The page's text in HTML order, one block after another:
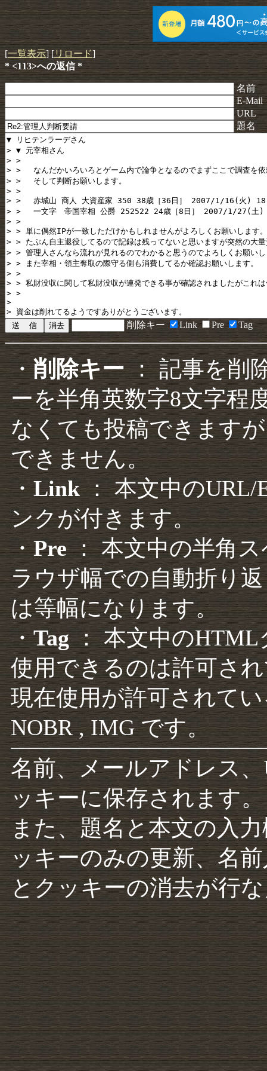
[一覧表示] [リロード]
* <113>への返信 *
名前
E-Mail
URL
題名
削除キー Link Pre Tag
・削除キー： 記事を削
ーを半角英数字8文字程
なくても投稿できます
できません。
・Link： 本文中のURL/
ンクが付きます。
・Pre： 本文中の半角
ラウザ幅での自動折り
は等幅になります。
・Tag： 本文中のHTML
使用できるのは許可さ
現在使用が許可されて
NOBR , IMG です。
名前、メールアドレス
ッキーに保存されます。
また、題名と本文の入
ッキーのみの更新、名
とクッキーの消去が行